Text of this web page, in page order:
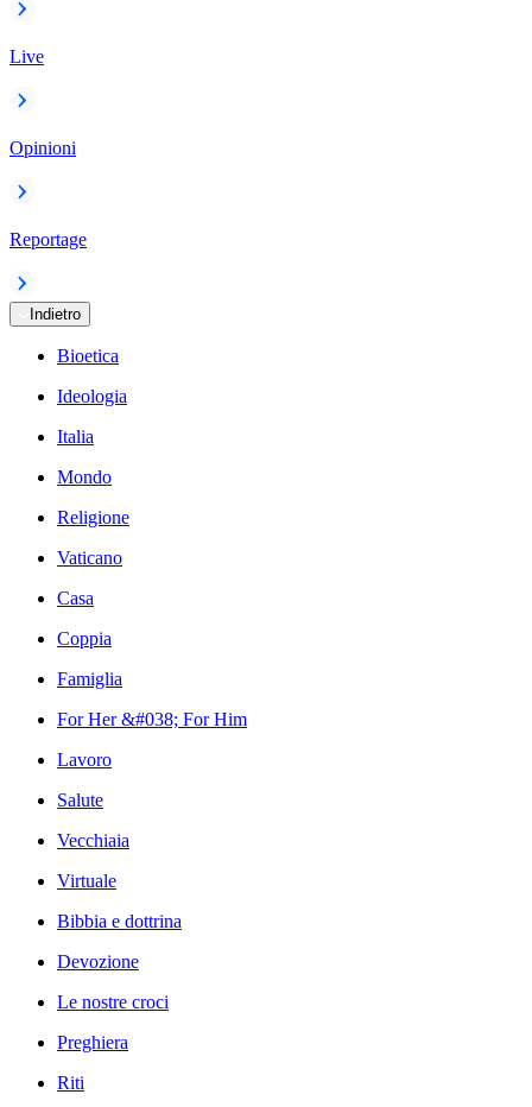
Live
Opinioni
Reportage
Indietro
Bioetica
Ideologia
Italia
Mondo
Religione
Vaticano
Casa
Coppia
Famiglia
For Her &#038; For Him
Lavoro
Salute
Vecchiaia
Virtuale
Bibbia e dottrina
Devozione
Le nostre croci
Preghiera
Riti